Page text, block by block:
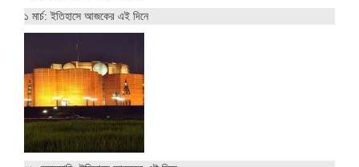
১ মার্চ: ইতিহাসে আজকের এই দিনে